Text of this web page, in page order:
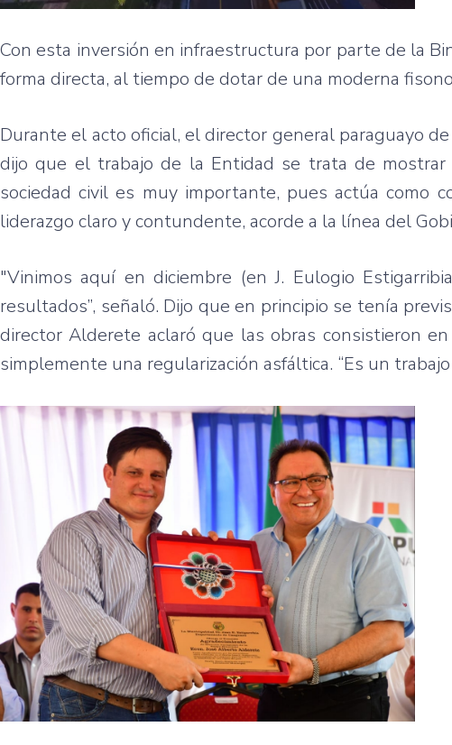
Con esta inversión en infraestructura por parte de la
forma directa, al tiempo de dotar de una moderna
Durante el acto oficial, el director general paraguayo
dijo que el trabajo de la Entidad se trata de
sociedad civil es muy importante, pues actúa como
liderazgo claro y contundente, acorde a la línea del
"Vinimos aquí en diciembre (en J. Eulogio
resultados”, señaló. Dijo que en principio se tenía
director Alderete aclaró que las obras consistieron
simplemente una regularización asfáltica. “Es un